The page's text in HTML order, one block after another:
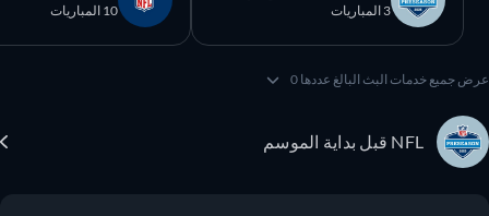
3 المباريات 10 المباريات
جميع خدمات البث البالغ عددها 0
NFL قبل بداية الموسم